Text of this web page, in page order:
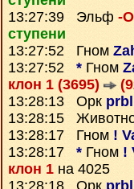
13:27:39 Эльф -
ступени
13:27:52 Гном
13:27:52 * Гном
клон 1 (3695)
13:28:13 Орк
13:28:15
13:28:17 Гном !
13:28:17 * Гном !
клон 1 на 4025
13:28:18 Орк